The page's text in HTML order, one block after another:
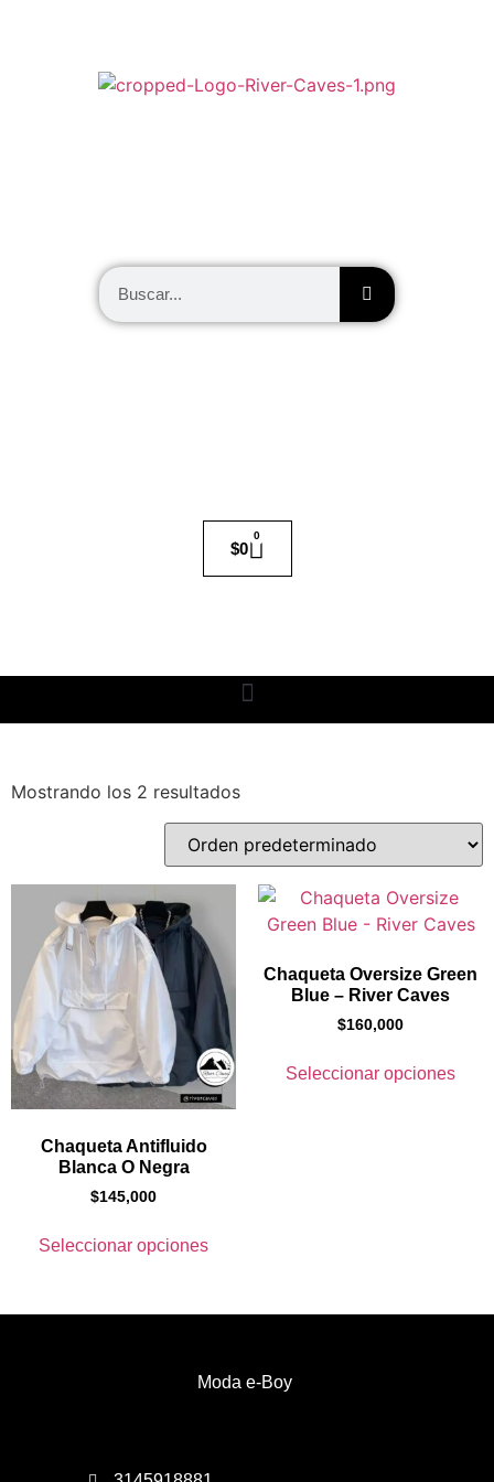
$0
0
Mostrando los 2 resultados
Chaqueta Antifluido
Blanca O Negra
$145,000
Seleccionar opciones
Chaqueta Oversize Green
Blue – River Caves
$160,000
Seleccionar opciones
Moda e-Boy